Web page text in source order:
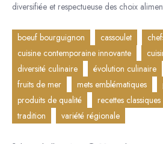
diversifiée et respectueuse des choix
boeuf bourguignon cassoulet
cuisine contemporaine innovante
diversité culinaire
évolution culinaire
fruits de mer
mets emblématiques
produits de qualité
recettes classiques
tradition
variété régionale